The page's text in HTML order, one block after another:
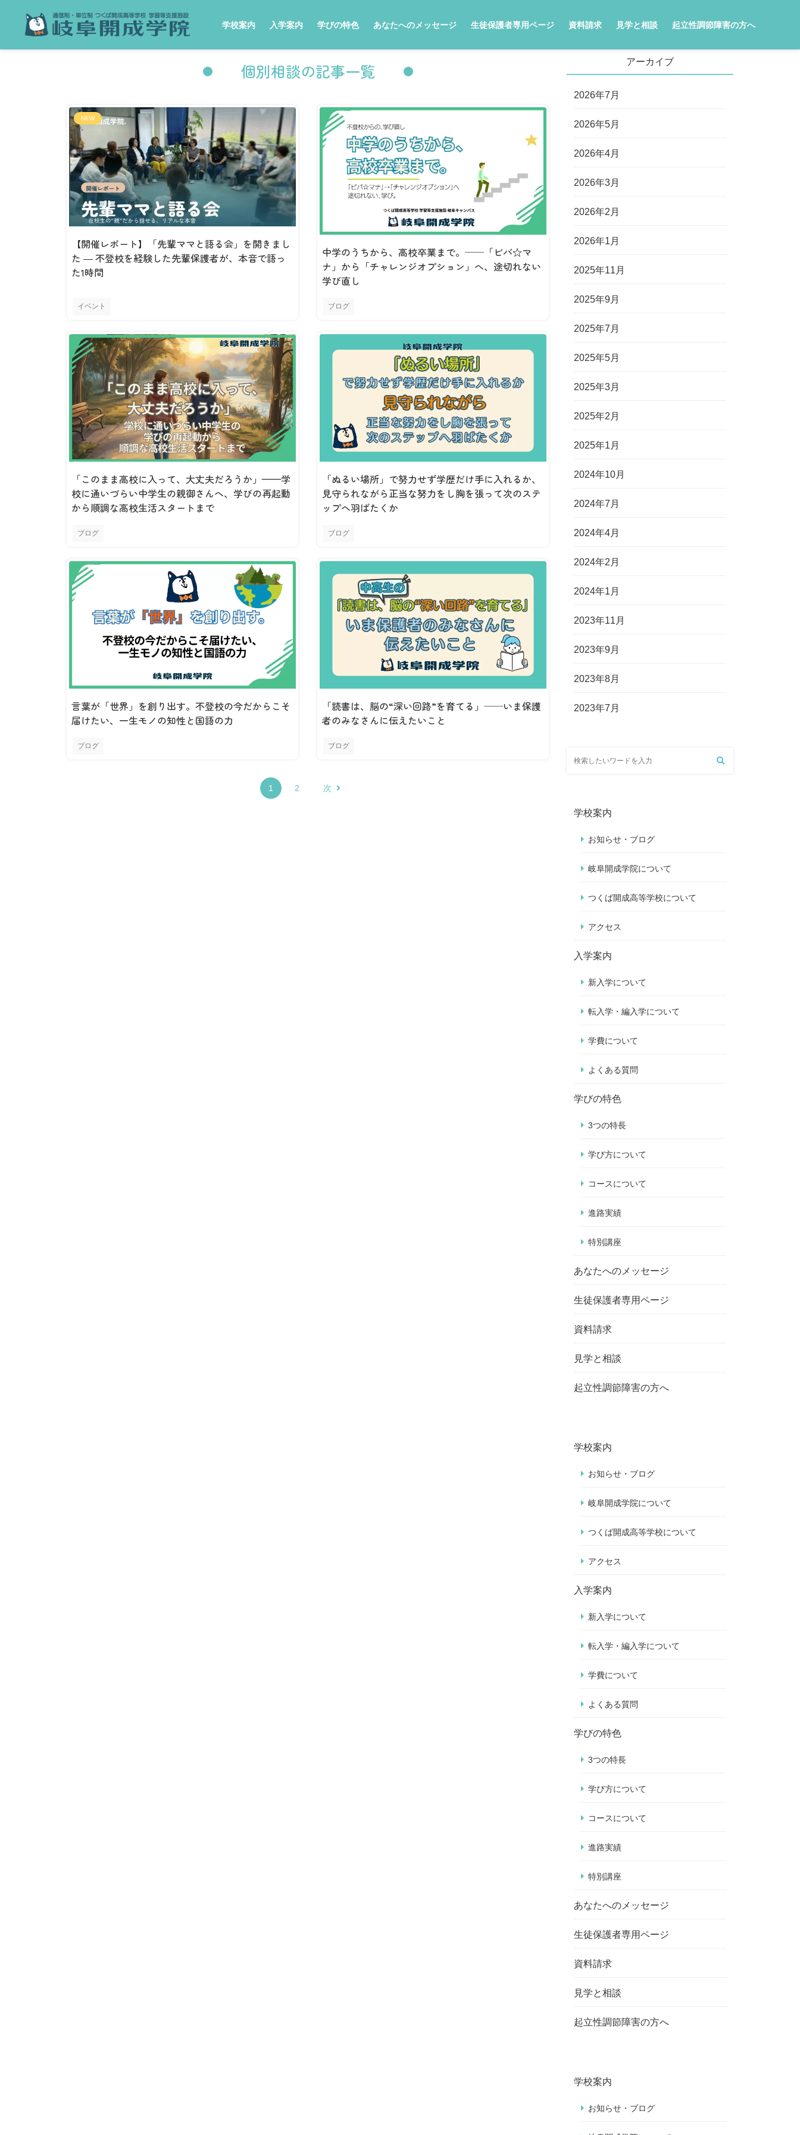
学校案内 入学案内 学びの特色 あなたへのメッセージ 生徒保護者専用ページ 資料請求 見学と相談 起立性調節障害の方へ
個別相談の記事一覧
イベント
NEW
【開催レポート】「先輩ママと語る会」を開きまし
た ― 不登校を経験した先輩保護者が、本音で語っ
た1時間
ブログ
中学のうちから、高校卒業まで。──「ビバ☆マ
ナ」から「チャレンジオプション」へ、途切れない
学び直し
ブログ
「このまま高校に入って、大丈夫だろうか」——学
校に通いづらい中学生の親御さんへ、学びの再起動
から順調な高校生活スタートまで
ブログ
「ぬるい場所」で努力せず学歴だけ手に入れるか、
見守られながら正当な努力をし胸を張って次のステ
ップへ羽ばたくか
ブログ
言葉が「世界」を創り出す。不登校の今だからこそ
届けたい、一生モノの知性と国語の力
ブログ
「読書は、脳の“深い回路”を育てる」──いま保護
者のみなさんに伝えたいこと
1 2 次
アーカイブ
2026年7月
2026年5月
2026年4月
2026年3月
2026年2月
2026年1月
2025年11月
2025年9月
2025年7月
2025年5月
2025年3月
2025年2月
2025年1月
2024年10月
2024年7月
2024年4月
2024年2月
2024年1月
2023年11月
2023年9月
2023年8月
2023年7月
学校案内
お知らせ・ブログ
岐阜開成学院について
つくば開成高等学校について
アクセス
入学案内
新入学について
転入学・編入学について
学費について
よくある質問
学びの特色
3つの特長
学び方について
コースについて
進路実績
特別講座
あなたへのメッセージ
生徒保護者専用ページ
資料請求
見学と相談
起立性調節障害の方へ
学校案内
お知らせ・ブログ
岐阜開成学院について
つくば開成高等学校について
アクセス
入学案内
新入学について
転入学・編入学について
学費について
よくある質問
学びの特色
3つの特長
学び方について
コースについて
進路実績
特別講座
あなたへのメッセージ
生徒保護者専用ページ
資料請求
見学と相談
起立性調節障害の方へ
学校案内
お知らせ・ブログ